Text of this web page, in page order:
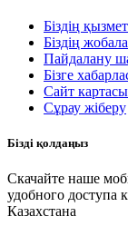
Біздің
Біздің
Пайдалану
Бізге
Сайт картасы
Сұрау жіберу
Бізді қолдаңыз
Скачайте наше
удобного доступа
Казахстана